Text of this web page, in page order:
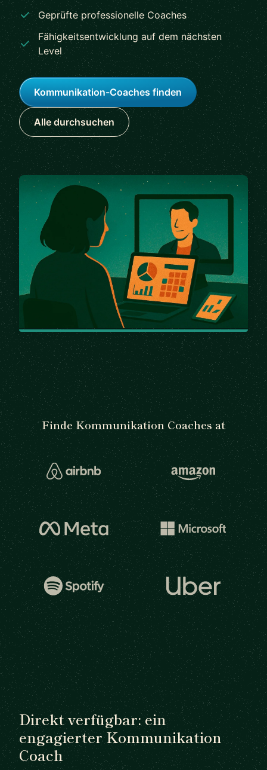
Geprüfte professionelle Coaches
Fähigkeitsentwicklung auf dem nächsten
Level
Kommunikation-Coaches finden
Alle durchsuchen
Finde Kommunikation Coaches at
Direkt verfügbar: ein
engagierter Kommunikation
Coach